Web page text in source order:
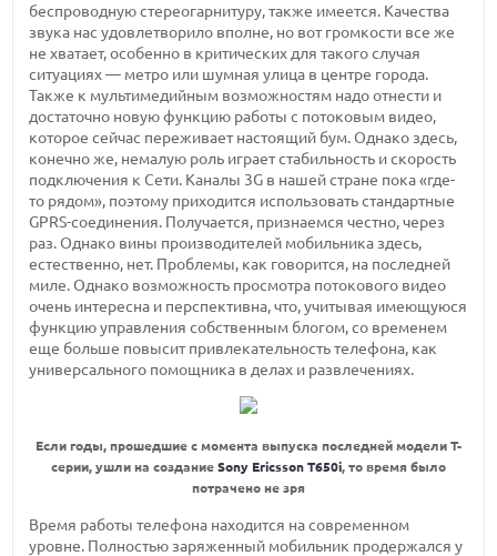
беспроводную стереогарнитуру, также имеется. Качества
звука нас удовлетворило вполне, но вот громкости все же
не хватает, особенно в критических для такого случая
ситуациях — метро или шумная улица в центре города.
Также к мультимедийным возможностям надо отнести и
достаточно новую функцию работы с потоковым видео,
которое сейчас переживает настоящий бум. Однако здесь,
конечно же, немалую роль играет стабильность и скорость
подключения к Сети. Каналы 3G в нашей стране пока «где-
то рядом», поэтому приходится использовать стандартные
GPRS-соединения. Получается, признаемся честно, через
раз. Однако вины производителей мобильника здесь,
естественно, нет. Проблемы, как говорится, на последней
миле. Однако возможность просмотра потокового видео
очень интересна и перспективна, что, учитывая имеющуюся
функцию управления собственным блогом, со временем
еще больше повысит привлекательность телефона, как
универсального помощника в делах и развлечениях.
Если годы, прошедшие с момента выпуска последней модели Т-
серии, ушли на создание Sony Ericsson T650i, то время было
потрачено не зря
Время работы телефона находится на современном
уровне. Полностью заряженный мобильник продержался у